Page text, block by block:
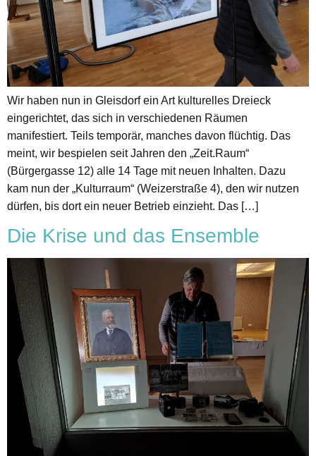
Wir haben nun in Gleisdorf ein Art kulturelles Dreieck
eingerichtet, das sich in verschiedenen Räumen
manifestiert. Teils temporär, manches davon flüchtig. Das
meint, wir bespielen seit Jahren den „Zeit.Raum“
(Bürgergasse 12) alle 14 Tage mit neuen Inhalten. Dazu
kam nun der „Kulturraum“ (Weizerstraße 4), den wir nutzen
dürfen, bis dort ein neuer Betrieb einzieht. Das […]
Die Krise und das Ensemble